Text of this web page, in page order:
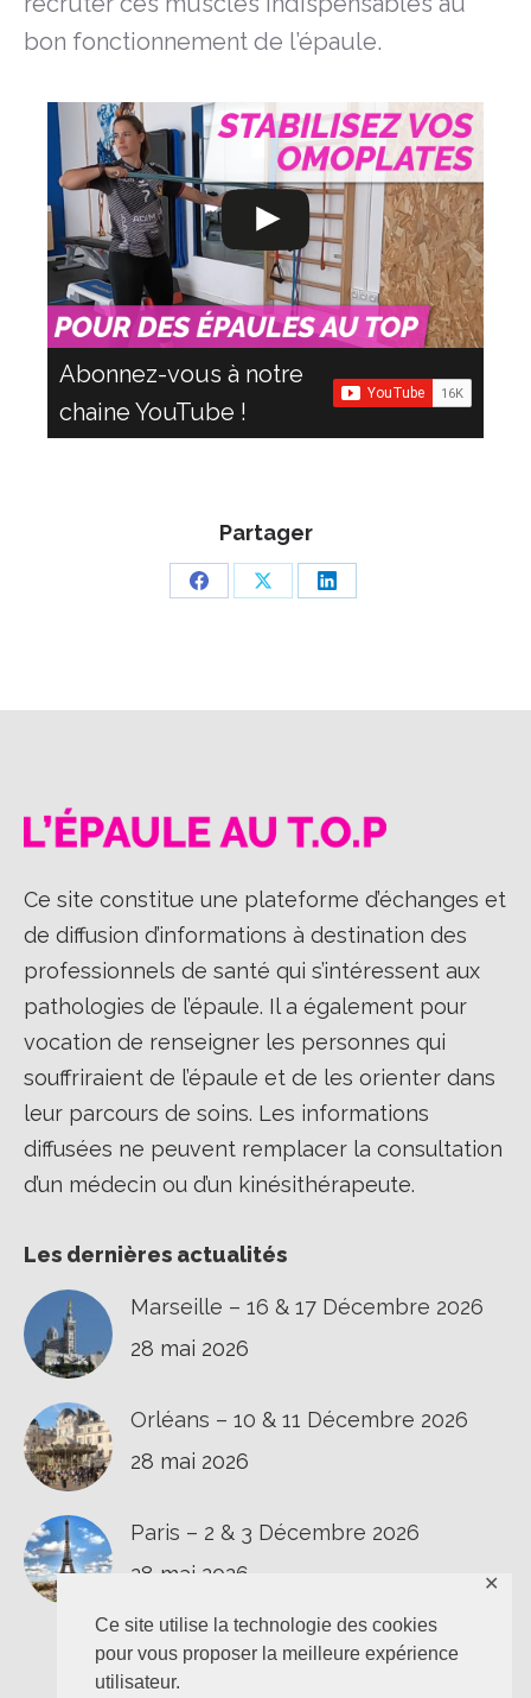
Ce site utilise la technologie des cookies
pour vous proposer la meilleure expérience
utilisateur.
✕
bon fonctionnement de l’épaule.
Abonnez-vous à notre
chaine YouTube !
Partager
PartagerPartagerPartager
Ce site constitue une plateforme d’échanges et
de diffusion d’informations à destination des
professionnels de santé qui s’intéressent aux
pathologies de l’épaule. Il a également pour
vocation de renseigner les personnes qui
souffriraient de l’épaule et de les orienter dans
leur parcours de soins. Les informations
diffusées ne peuvent remplacer la consultation
d’un médecin ou d’un kinésithérapeute.
Les dernières actualités
Marseille – 16 & 17 Décembre 2026
28 mai 2026
Orléans – 10 & 11 Décembre 2026
28 mai 2026
Paris – 2 & 3 Décembre 2026
28 mai 2026